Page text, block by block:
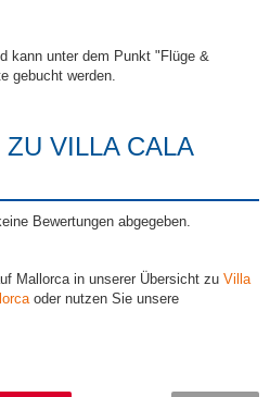
kann unter dem Punkt "Flüge &
gebucht werden.
VILLA CALA
Bewertungen abgegeben.
Mallorca in unserer Übersicht zu Villa
oder nutzen Sie unsere